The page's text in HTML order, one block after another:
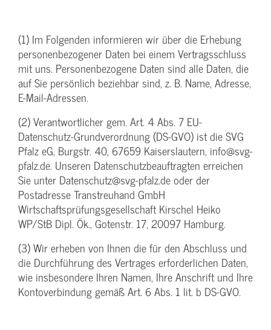
(1) Im Folgenden informieren wir über die Erhebung
personenbezogener Daten bei einem Vertragsschluss
mit uns. Personenbezogene Daten sind alle Daten, die
auf Sie persönlich beziehbar sind, z. B. Name, Adresse,
E-Mail-Adressen.
(2) Verantwortlicher gem. Art. 4 Abs. 7 EU-
Datenschutz-Grundverordnung (DS-GVO) ist die SVG
Pfalz eG, Burgstr. 40, 67659 Kaiserslautern, info@svg-
pfalz.de. Unseren Datenschutzbeauftragten erreichen
Sie unter Datenschutz@svg-pfalz.de oder der
Postadresse Transtreuhand GmbH
Wirtschaftsprüfungsgesellschaft Kirschel Heiko
WP/StB Dipl. Ök., Gotenstr. 17, 20097 Hamburg.
(3) Wir erheben von Ihnen die für den Abschluss und
die Durchführung des Vertrages erforderlichen Daten,
wie insbesondere Ihren Namen, Ihre Anschrift und Ihre
Kontoverbindung gemäß Art. 6 Abs. 1 lit. b DS-GVO.